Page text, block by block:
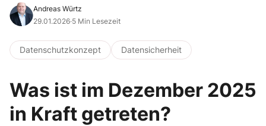
Andreas Würtz
29.01.2026·5 Min Lesezeit
Datenschutzkonzept Datensicherheit
Was ist im Dezember 2025
in Kraft getreten?